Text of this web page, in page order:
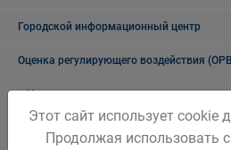
Городской информационный центр
Оценка регулирующего воздействия
Нормативные правовые акты по
План проведения экспертизы
Этот сайт использует cookie
Продолжая использовать